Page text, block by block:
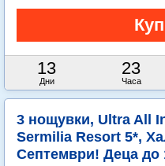
13
Дни
23
Часа
3 нощувки, Ultra All
Sermilia Resort 5*,
Септември! Деца до